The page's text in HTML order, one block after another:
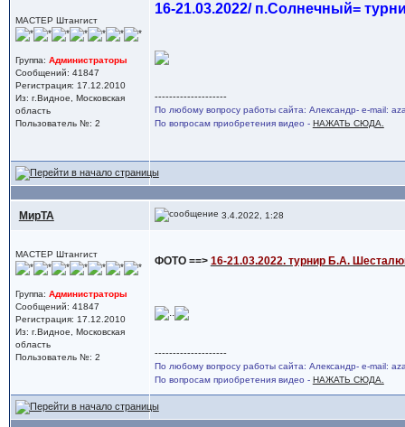
МАСТЕР Штангист
Группа: Администраторы
Сообщений: 41847
Регистрация: 17.12.2010
Из: г.Видное, Московская
область
Пользователь №: 2
16-21.03.2022/ п.Солнечный=
--------------------
По любому вопросу работы сайта: Александр- e-mail:
По вопросам приобретения видео - НАЖАТЬ СЮДА.
МирТА 3.4.2022, 1:28
МАСТЕР Штангист
Группа: Администраторы
Сообщений: 41847
Регистрация: 17.12.2010
Из: г.Видное, Московская
область
Пользователь №: 2
ФОТО ==> 16-21.03.2022. турнир Б.А.
..
--------------------
По любому вопросу работы сайта: Александр- e-mail:
По вопросам приобретения видео - НАЖАТЬ СЮДА.